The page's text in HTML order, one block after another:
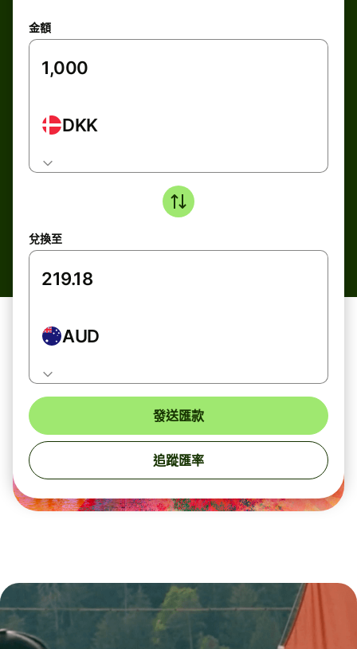
金額
DKK
兌換至
AUD
發送匯款
追蹤匯率